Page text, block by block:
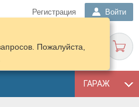
Регистрация Войти
ГАРАЖ
Пожалуйста,